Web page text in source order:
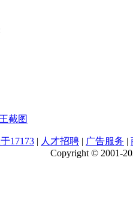
截图
17173 | 人才招聘 | 广告服务 |
Copyright © 2001-